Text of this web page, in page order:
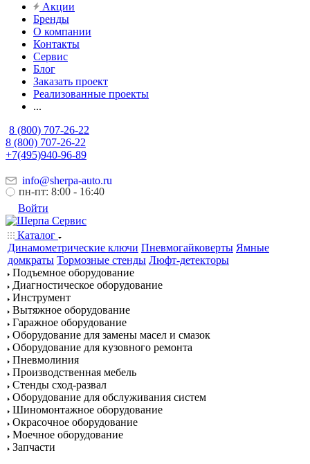
Акции
Бренды
О компании
Контакты
Сервис
Блог
Заказать проект
Реализованные проекты
...
8 (800) 707-26-22
8 (800) 707-26-22
+7(495)940-96-89
info@sherpa-auto.ru
пн-пт: 8:00 - 16:40
Войти
Каталог
Динамометрические ключи Пневмогайковерты Ямные
домкраты Тормозные стенды Люфт-детекторы
Подъемное оборудование
Диагностическое оборудование
Инструмент
Вытяжное оборудование
Гаражное оборудование
Оборудование для замены масел и смазок
Оборудование для кузовного ремонта
Пневмолиния
Производственная мебель
Стенды сход-развал
Оборудование для обслуживания систем
Шиномонтажное оборудование
Окрасочное оборудование
Моечное оборудование
Запчасти